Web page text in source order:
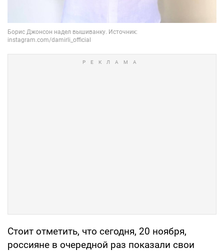
Стоит отметить, что сегодня, 20 ноября,
россияне в очередной раз показали свои